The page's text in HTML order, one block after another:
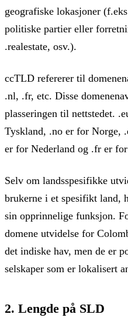
geografiske lokasjoner
politiske partier eller
.realestate, osv.).
ccTLD refererer til
.nl, .fr, etc. Disse
plasseringen til nettstedet.
Tyskland, .no er for Norge,
er for Nederland og .fr er
Selv om landsspesifikke
brukerne i et spesifikt land,
sin opprinnelige funksjon.
domene utvidelse for
det indiske hav, men de er
selskaper som er lokalisert
2. Lengde på SLD